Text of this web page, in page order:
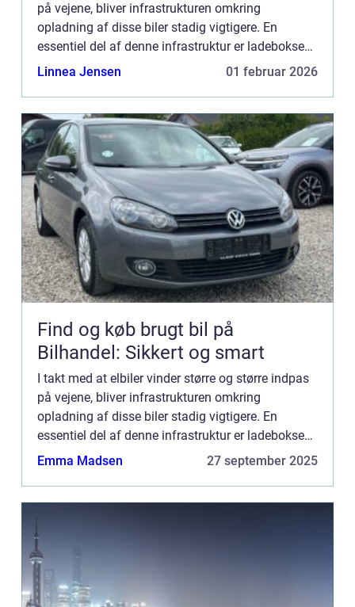
på vejene, bliver infrastrukturen omkring
opladning af disse biler stadig vigtigere. En
essentiel del af denne infrastruktur er ladeboksen,
som gør det muligt sikkert og ...
Linnea Jensen 01 februar 2026
Find og køb brugt bil på
Bilhandel: Sikkert og smart
I takt med at elbiler vinder større og større indpas
på vejene, bliver infrastrukturen omkring
opladning af disse biler stadig vigtigere. En
essentiel del af denne infrastruktur er ladeboksen,
som gør det muligt sikkert og ...
Emma Madsen 27 september 2025